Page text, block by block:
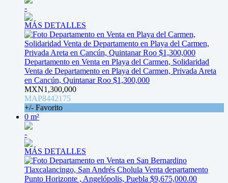
-
MÁS DETALLES
Departamento en Venta en Playa del Carmen, Solidaridad
Venta de Departamento en Playa del Carmen, Privada Areta
en Cancún, Quintanar Roo $1,300,000
MXN1,300,000
MAP8442175
+/- Favorito
0 m²
-
MÁS DETALLES